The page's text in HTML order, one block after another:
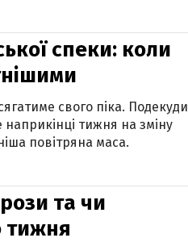
спеки: коли
свого піка. Подекуди
наприкінці тижня на зміну
повітряна маса.
та чи
тижня